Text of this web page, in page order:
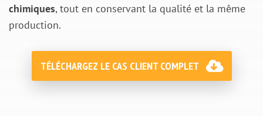
chimiques, tout en conservant la qualité et la même
production.
TÉLÉCHARGEZ LE CAS CLIENT COMPLET